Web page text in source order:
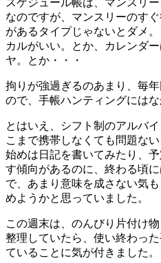
スケジュール帳は、マンスリ
なのですが、マンスリーのす
があるタイプじゃないとダメ
カルがいい。とか、カレンダ
ヤ。とか・・・
拘りが強過ぎるのあまり、毎
ので、手帳ハンティングには
とはいえ、シフト制のアルバ
こまで携帯しなくても問題な
始めは日記を書いてみたり、
す傾向があるのに、終わる頃
で、あまり意味を成さない気
めようかと思っていました。
この週末は、のんびり片付け
整理していたら、使い終わっ
ていることに気が付きました。